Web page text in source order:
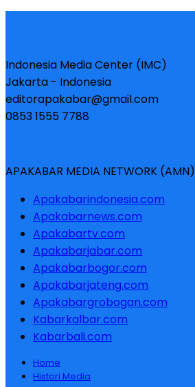
Indonesia Media Center (IMC)
Jakarta - Indonesia
editorapakabar@gmail.com
0853 1555 7788
APAKABAR MEDIA NETWORK (AMN)
Apakabarindonesia.com
Apakabarnews.com
Apakabartv.com
Apakabarjabar.com
Apakabarbogor.com
Apakabarjateng.com
Apakabargrobogan.com
Kabarkalbar.com
Kabarbali.com
Home
Histori Media